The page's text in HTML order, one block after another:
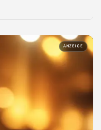
ANZEIGE